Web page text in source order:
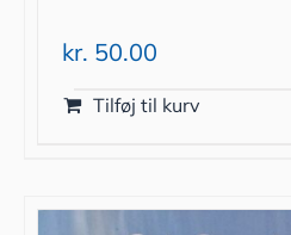
kr. 50.00
Tilføj til kurv